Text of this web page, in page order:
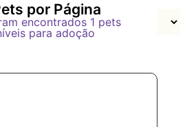
por Página
encontrados 1 pets
para adoção